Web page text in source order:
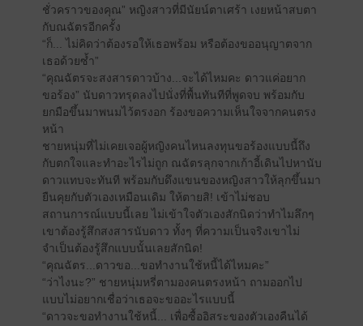
ชั่วคราวของคุณ” หญิงสาวที่มีนัยน์ตาเศร้า เงยหน้าสบตา
กับณฉัตรอีกครั้ง
“ก็... ไม่คิดว่าต้องรอให้เธอพร้อม หรือต้องขออนุญาตจาก
เธอด้วยซ้ำ”
“คุณฉัตรจะสงสารดาวบ้าง...จะได้ไหมคะ ดาวแค่อยาก
ขอร้อง” นับดาวทรุดลงไปนั่งที่พื้นทันทีที่พูดจบ พร้อมกับ
ยกมือขึ้นมาพนมไว้ตรงอก ร้องขอความเห็นใจจากคนตรง
หน้า
ชายหนุ่มที่ไม่เคยเจอผู้หญิงคนไหนลงทุนขอร้องแบบนี้ถึง
กับตกใจและทำอะไรไม่ถูก ณฉัตรลุกจากเก้าอี้เดินไปหานับ
ดาวแทบจะทันที พร้อมกับดึงแขนของหญิงสาวให้ลุกขึ้นมา
ยืนคุยกับตัวเองเหมือนเดิม ให้ตายสิ! เข้าไม่ชอบ
สถานการณ์แบบนี้เลย ไม่เข้าใจตัวเองสักนิดว่าทำไมลึกๆ
เขาต้องรู้สึกสงสารนับดาว ทั้งๆ ที่ความเป็นจริงเขาไม่
จำเป็นต้องรู้สึกแบบนั้นเลยสักนิด!
“คุณฉัตร...ดาวขอ...ขอทำงานใช้หนี้ได้ไหมคะ”
“ว่าไงนะ?” ชายหนุ่มหรี่ตามองคนตรงหน้า ถามออกไป
แบบไม่อยากเชื่อว่าเธอจะขออะไรแบบนี้
“ดาวจะขอทำงานใช้หนี้... เพื่อซื้ออิสระของตัวเองคืนได้